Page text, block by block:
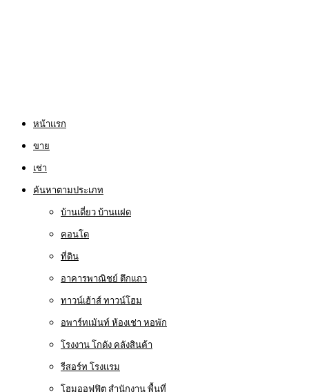
หน้าแรก
ขาย
เช่า
ค้นหาตามประเภท
บ้านเดี่ยว บ้านแฝด
คอนโด
ที่ดิน
อาคารพาณิชย์ ตึกแถว
ทาวน์เฮ้าส์ ทาวน์โฮม
อพาร์ทเม้นท์ ห้องเช่า หอพัก
โรงงาน โกดัง คลังสินค้า
รีสอร์ท โรงแรม
โฮมออฟฟิต สำนักงาน พื้นที่